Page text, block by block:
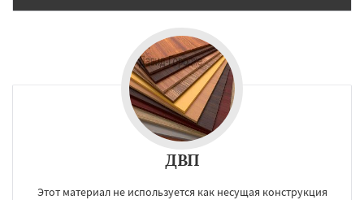
ДВП
Этот материал не используется как несущая конструкция